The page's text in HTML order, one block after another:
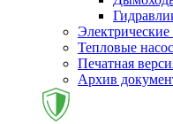
Тепловые
Печатная
Архив